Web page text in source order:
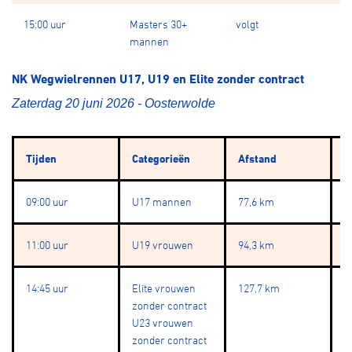
15:00 uur
Masters 30+
mannen
volgt
NK Wegwielrennen U17, U19 en Elite zonder contract
Zaterdag 20 juni 2026 - Oosterwolde
Tijden Categorieën Afstand
09:00 uur U17 mannen 77,6 km
11:00 uur U19 vrouwen 94,3 km
14:45 uur
Elite vrouwen
zonder contract
U23 vrouwen
zonder contract
127,7 km